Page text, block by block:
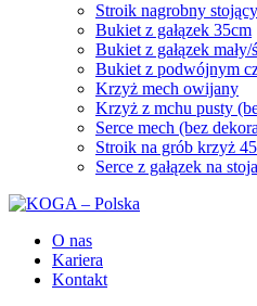
Stroik nagrobny stojący
Bukiet z gałązek 35cm
Bukiet z gałązek
Bukiet z podwójnym
Krzyż mech owijany
Krzyż z mchu pusty
Serce mech (bez
Stroik na grób krzyż
Serce z gałązek na
O nas
Kariera
Kontakt